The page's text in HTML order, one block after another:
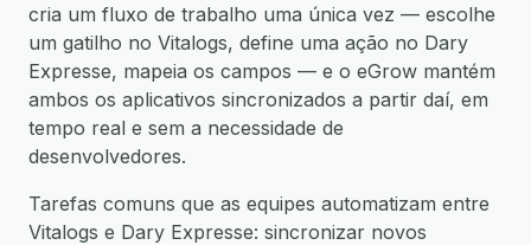
cria um fluxo de trabalho uma única vez — escolhe
um gatilho no Vitalogs, define uma ação no Dary
Expresse, mapeia os campos — e o eGrow mantém
ambos os aplicativos sincronizados a partir daí, em
tempo real e sem a necessidade de
desenvolvedores.
Tarefas comuns que as equipes automatizam entre
Vitalogs e Dary Expresse: sincronizar novos